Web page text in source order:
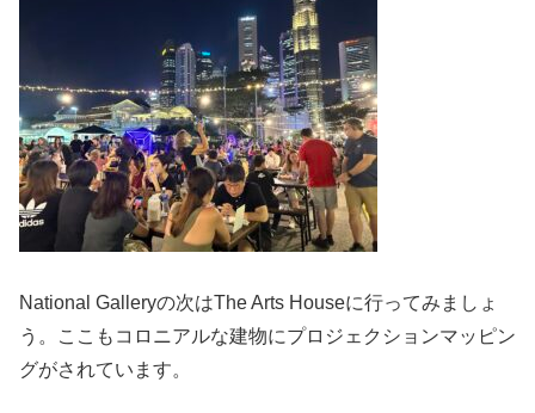
National Galleryの次はThe Arts Houseに行ってみましょ
う。ここもコロニアルな建物にプロジェクションマッピン
グがされています。